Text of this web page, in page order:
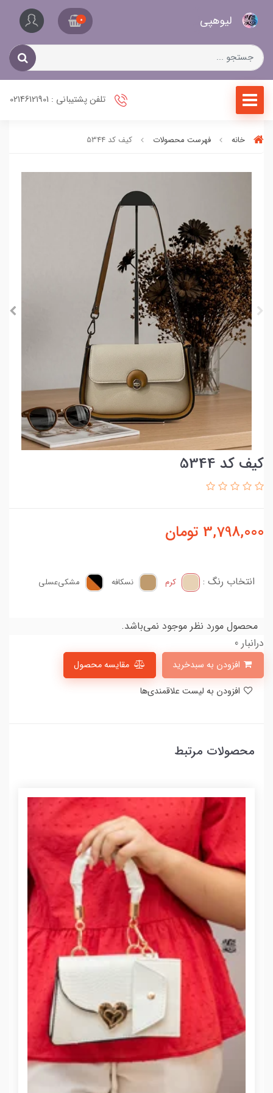
لیو‌هپی 0
تلفن پشتیبانی : 02146121901
خانه فهرست محصولات کیف کد 5344
کیف کد 5344
3,798,000 تومان
انتخاب رنگ : کرم نسکافه مشکی‌عسلی
محصول مورد نظر موجود نمی‌باشد.
درانبار 0
مقایسه محصول
محصولات مرتبط